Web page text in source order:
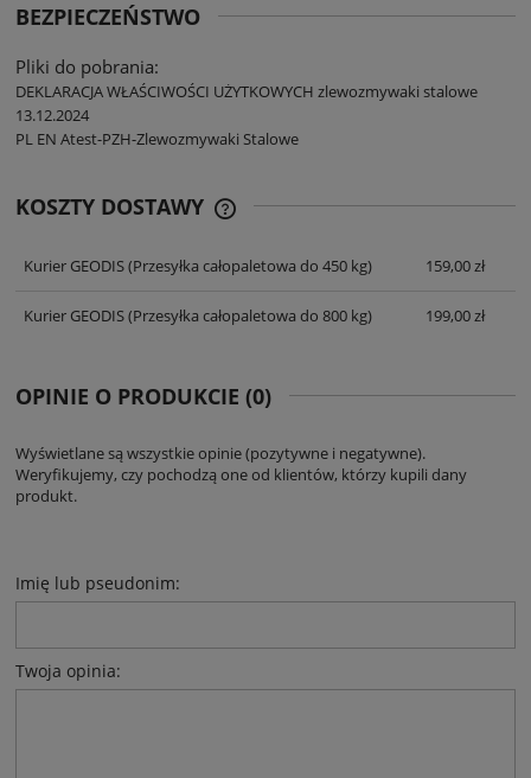
BEZPIECZEŃSTWO
Pliki do pobrania:
DEKLARACJA WŁAŚCIWOŚCI UŻYTKOWYCH zlewozmywaki stalowe
13.12.2024
PL EN Atest-PZH-Zlewozmywaki Stalowe
KOSZTY DOSTAWY
Kurier GEODIS(Przesyłka całopaletowa do 450 kg) 159,00 zł
Kurier GEODIS(Przesyłka całopaletowa do 800 kg) 199,00 zł
OPINIE O PRODUKCIE (0)
Wyświetlane są wszystkie opinie (pozytywne i negatywne).
Weryfikujemy, czy pochodzą one od klientów, którzy kupili dany
produkt.
Imię lub pseudonim:
Twoja opinia: